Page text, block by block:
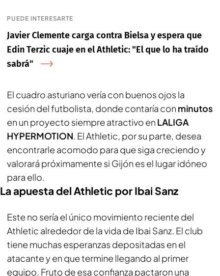
PUEDE INTERESARTE
Javier Clemente carga contra Bielsa y espera que
Edin Terzic cuaje en el Athletic: "El que lo ha traído
sabrá"
El cuadro asturiano vería con buenos ojos la
cesión del futbolista, donde contaría con minutos
en un proyecto siempre atractivo en LALIGA
HYPERMOTION. El Athletic, por su parte, desea
encontrarle acomodo para que siga creciendo y
valorará próximamente si Gijón es el lugar idóneo
para ello.
La apuesta del Athletic por Ibai Sanz
Este no sería el único movimiento reciente del
Athletic alrededor de la vida de Ibai Sanz. El club
tiene muchas esperanzas depositadas en el
atacante y en que termine llegando al primer
equipo. Fruto de esa confianza pactaron una